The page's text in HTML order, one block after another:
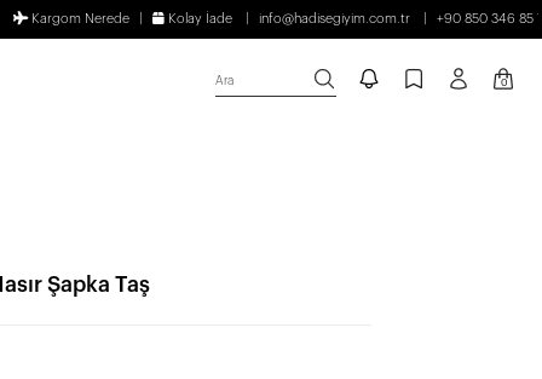
Kargom Nerede Kolay İade info@hadisegiyim.com.tr +90 850 346 85
Ara 0
Şapka Taş